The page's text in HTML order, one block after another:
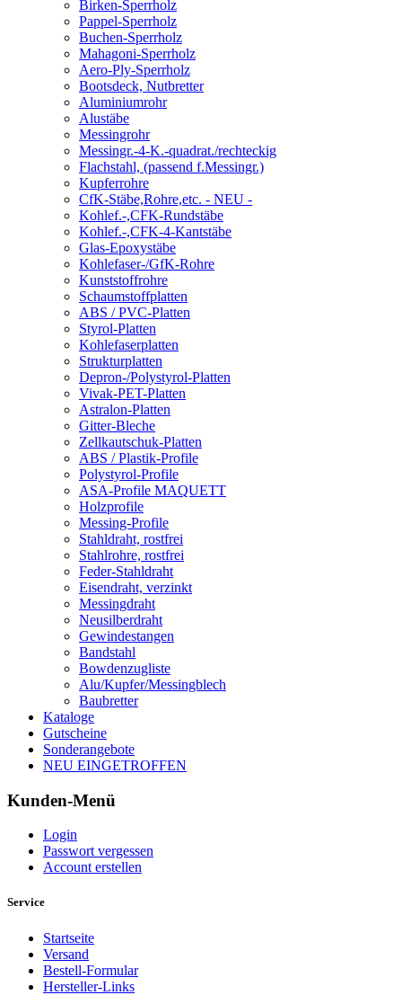
Birken-Sperrholz
Pappel-Sperrholz
Buchen-Sperrholz
Mahagoni-Sperrholz
Aero-Ply-Sperrholz
Bootsdeck, Nutbretter
Aluminiumrohr
Alustäbe
Messingrohr
Messingr.-4-K.-quadrat./rechteckig
Flachstahl, (passend f.Messingr.)
Kupferrohre
CfK-Stäbe,Rohre,etc. - NEU -
Kohlef.-,CFK-Rundstäbe
Kohlef.-,CFK-4-Kantstäbe
Glas-Epoxystäbe
Kohlefaser-/GfK-Rohre
Kunststoffrohre
Schaumstoffplatten
ABS / PVC-Platten
Styrol-Platten
Kohlefaserplatten
Strukturplatten
Depron-/Polystyrol-Platten
Vivak-PET-Platten
Astralon-Platten
Gitter-Bleche
Zellkautschuk-Platten
ABS / Plastik-Profile
Polystyrol-Profile
ASA-Profile MAQUETT
Holzprofile
Messing-Profile
Stahldraht, rostfrei
Stahlrohre, rostfrei
Feder-Stahldraht
Eisendraht, verzinkt
Messingdraht
Neusilberdraht
Gewindestangen
Bandstahl
Bowdenzugliste
Alu/Kupfer/Messingblech
Baubretter
Kataloge
Gutscheine
Sonderangebote
NEU EINGETROFFEN
Kunden-Menü
Login
Passwort vergessen
Account erstellen
Service
Startseite
Versand
Bestell-Formular
Hersteller-Links